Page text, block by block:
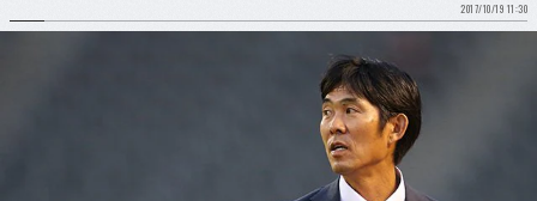
2017/10/19 11:30